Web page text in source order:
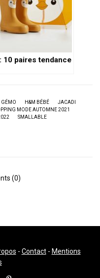
10 paires tendance
GÉMO H&M BÉBÉ
JACADI
MODE AUTOMNE 2021
SMALLABLE
(0)
- Contact- Mentions